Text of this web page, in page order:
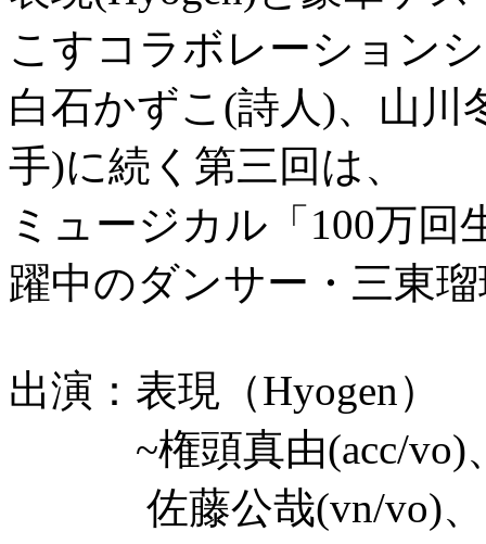
こすコラボレーション
白石かずこ(詩人)、山
手)に続く第三回は、
ミュージカル「100万
躍中のダンサー・三東
出演：表現（Hyogen）
~権頭真由(acc/vo)
佐藤公哉(vn/vo)、